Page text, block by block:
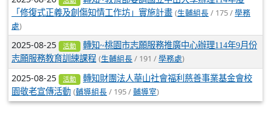
「修復式正義及創傷知情工作坊」實施計畫 (生輔組長 / 175 / 學務
處)
2025-08-25 活動
轉知~桃園市志願服務推廣中心辦理114年9月份
志願服務教育訓練課程 (生輔組長 / 191 / 學務處)
2025-08-25 活動
轉知財團法人華山社會福利慈善事業基金會校
園敬老宣傳活動 (輔導組長 / 195 / 輔導室)